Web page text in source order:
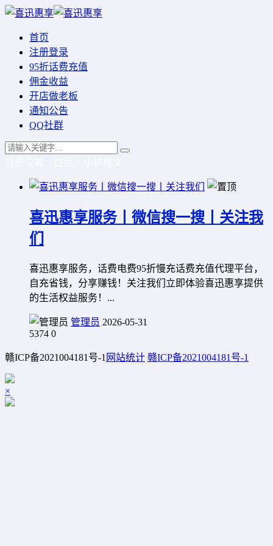
首页
注册登录
95折话费充值
佣金收益
开店做老板
通知公告
QQ社群
喜迅惠享服务丨微信搜一搜丨关注我
们
喜迅惠享服务，话费电费95折慢充话费充值代理平台，
自充省钱，分享赚钱！关注我们立即体验喜迅惠享提供
的生活权益服务！...
管理员 2026-05-31
5374 0
赣ICP备2021004181号-1 网站统计 赣ICP备2021004181号-1
×